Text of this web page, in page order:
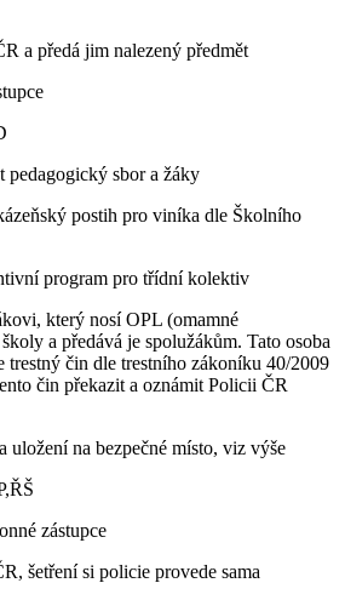
a předá jim nalezený předmět
pedagogický sbor a žáky
postih pro viníka dle Školního
program pro třídní kolektiv
který nosí OPL (omamné
a předává je spolužákům. Tato osoba
čin dle trestního zákoníku 40/2009
čin překazit a oznámit Policii ČR
uložení na bezpečné místo, viz výše
zástupce
šetření si policie provede sama